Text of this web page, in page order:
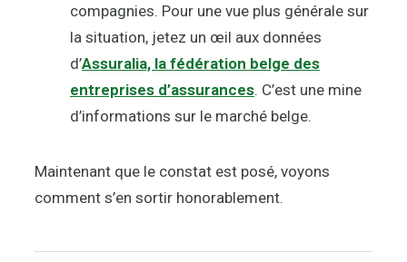
compagnies. Pour une vue plus générale sur
la situation, jetez un œil aux données
d’Assuralia, la fédération belge des
entreprises d’assurances. C’est une mine
d’informations sur le marché belge.
Maintenant que le constat est posé, voyons
comment s’en sortir honorablement.